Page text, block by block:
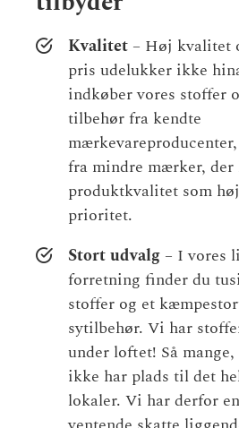
Kvalitet – Høj kvalitet
pris udelukker ikke
indkøber vores stoffer
tilbehør fra kendte
fra mindre mærker, der
produktkvalitet som
prioritet.
Stort udvalg – I vores
forretning finder du
stoffer og et
sytilbehør. Vi har
under loftet! Så
ikke har plads til det
lokaler. Vi har derfor